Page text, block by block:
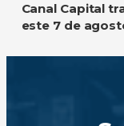
Canal Capital
este 7 de